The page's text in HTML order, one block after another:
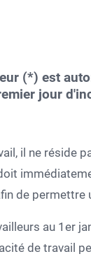
(*) est
jour
il ne réside
de permettre
au 1er
de travail